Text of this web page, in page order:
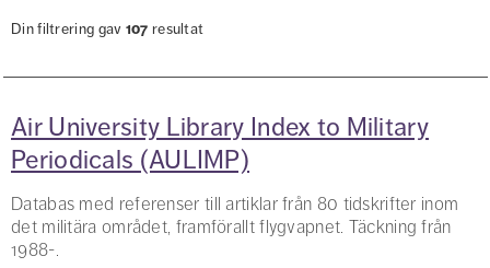
Din filtrering gav 107 resultat
Air University Library Index to Military
Periodicals (AULIMP)
Databas med referenser till artiklar från 80 tidskrifter inom
det militära området, framförallt flygvapnet. Täckning från
1988-.